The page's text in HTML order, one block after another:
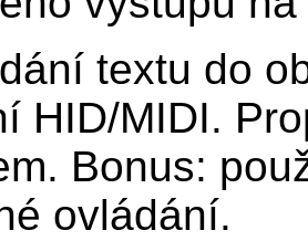
textu do
HID/MIDI.
Bonus:
ovládání.